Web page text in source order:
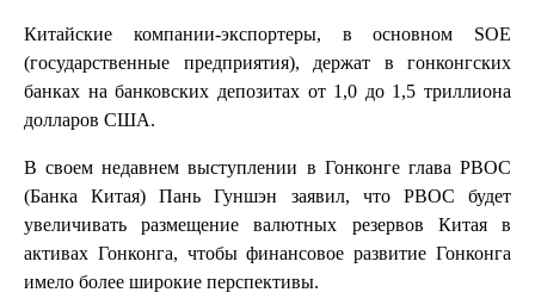
Китайские компании-экспортеры, в основном SOE
(государственные предприятия), держат в гонконгских
банках на банковских депозитах от 1,0 до 1,5 триллиона
долларов США.
В своем недавнем выступлении в Гонконге глава PBOC
(Банка Китая) Пань Гуншэн заявил, что PBOC будет
увеличивать размещение валютных резервов Китая в
активах Гонконга, чтобы финансовое развитие Гонконга
имело более широкие перспективы.